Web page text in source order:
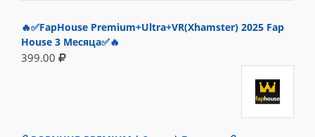
🔥✅FapHouse Premium+Ultra+VR(Xhamster) 2025 Fap
House 3 Месяца✅🔥
399.00